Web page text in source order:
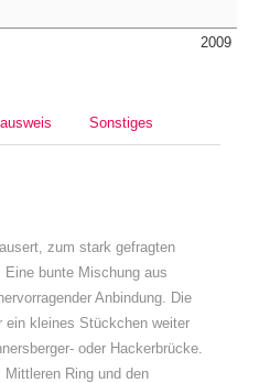
2009
Sonstiges
zum stark gefragten
bunte Mischung aus
Anbindung. Die
ein kleines Stückchen weiter
oder Hackerbrücke.
Mittleren Ring und den